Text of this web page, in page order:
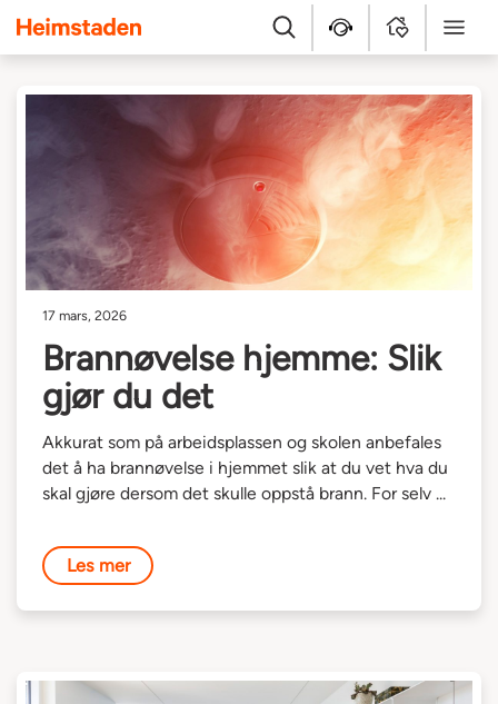
Heimstaden
Søk HjelpesenterMyHomeMeny
17 mars, 2026
Brannøvelse hjemme: Slik
gjør du det
Akkurat som på arbeidsplassen og skolen anbefales
det å ha brannøvelse i hjemmet slik at du vet hva du
skal gjøre dersom det skulle oppstå brann. For selv ...
Les mer